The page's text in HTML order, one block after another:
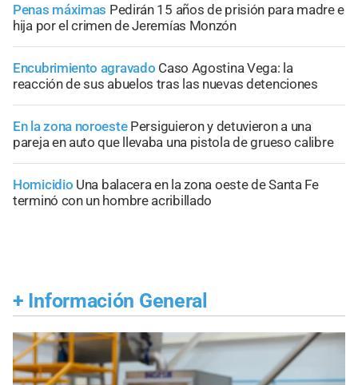
Penas máximas Pedirán 15 años de prisión para madre e
hija por el crimen de Jeremías Monzón
Encubrimiento agravado Caso Agostina Vega: la
reacción de sus abuelos tras las nuevas detenciones
En la zona noroeste Persiguieron y detuvieron a una
pareja en auto que llevaba una pistola de grueso calibre
Homicidio Una balacera en la zona oeste de Santa Fe
terminó con un hombre acribillado
+ Información General